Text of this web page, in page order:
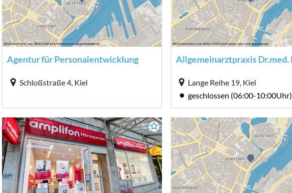
Agentur für Personalentwicklung
Schloßstraße 4, Kiel
Lange Reihe 19, Kiel
geschlossen (06:00-10:00Uhr)